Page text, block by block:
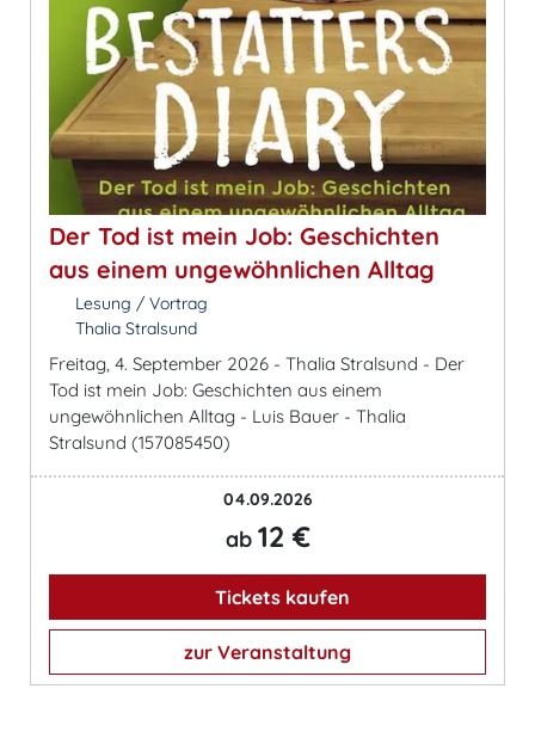
Der Tod ist mein Job: Geschichten
aus einem ungewöhnlichen Alltag
Lesung / Vortrag
Thalia Stralsund
Freitag, 4. September 2026 - Thalia Stralsund - Der
Tod ist mein Job: Geschichten aus einem
ungewöhnlichen Alltag - Luis Bauer - Thalia
Stralsund (157085450)
04.09.2026
ab 12 €
Tickets kaufen
zur Veranstaltung